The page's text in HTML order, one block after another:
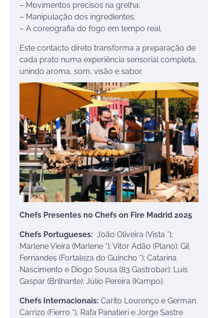
– Movimentos precisos na grelha;
– Manipulação dos ingredientes;
– A coreografia do fogo em tempo real.
Este contacto direto transforma a preparação de
cada prato numa experiência sensorial completa,
unindo aroma, som, visão e sabor.
Chefs Presentes no Chefs on Fire Madrid 2025
Chefs Portugueses: João Oliveira (Vista *);
Marlene Vieira (Marlene *); Vitor Adão (Plano); Gil
Fernandes (Fortaleza do Guincho *); Catarina
Nascimento e Diogo Sousa (83 Gastrobar); Luís
Gaspar (Brilhante); Júlio Pereira (Kampo).
Chefs Internacionais: Carito Lourenço e German
Carrizo (Fierro *), Rafa Panatieri e Jorge Sastre